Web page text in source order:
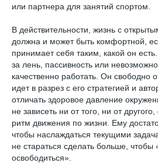
или партнера для занятий спортом.
В действительности, жизнь с
должна и может быть комфортной,
принимает себя таким, какой он
за лень, пассивность или
качественно работать. Он свободно
идет в разрез с его стратегией и
отличать здоровое давление
не зависеть ни от того, ни от
ритм движения по жизни. Ему
чтобы наслаждаться текущими
не стараться сделать больше, чтобы
освободиться».